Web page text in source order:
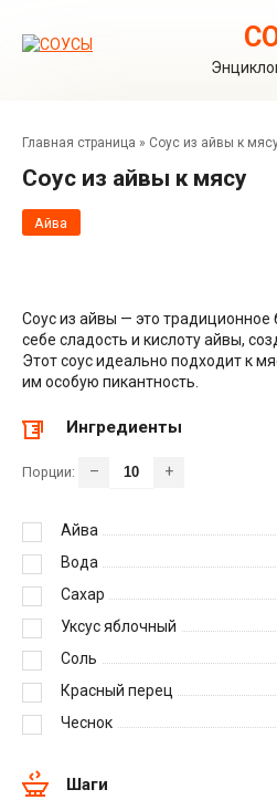
контенту
Главная страница » Соус из айвы к
Соус из айвы к мясу
Айва
Соус из айвы — это традиционное
себе сладость и кислоту айвы,
Этот соус идеально подходит к
им особую пикантность.
Ингредиенты
Порции: – +
Айва
Вода
Сахар
Уксус яблочный
Соль
Красный перец
Чеснок
Шаги